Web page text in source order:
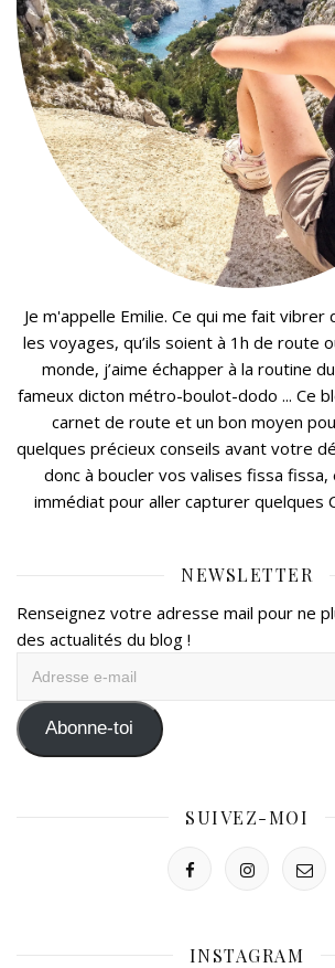
Je m'appelle Emilie. Ce qui me fait vibrer
les voyages, qu’ils soient à 1h de route
monde, j’aime échapper à la routine
fameux dicton métro-boulot-dodo ... Ce
carnet de route et un bon moyen
quelques précieux conseils avant votre
donc à boucler vos valises fissa
immédiat pour aller capturer quelques
NEWSLETTER
Renseignez votre adresse mail pour ne
des actualités du blog !
mail Abonne-toi
SUIVEZ-MOI
INSTAGRAM